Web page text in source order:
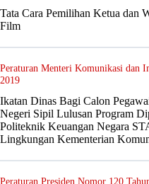
Tata Cara Pemilihan Ketua dan
Film
Peraturan Menteri Komunikasi dan
2019
Ikatan Dinas Bagi Calon
Negeri Sipil Lulusan Program
Politeknik Keuangan Negara
Lingkungan Kementerian
Peraturan Presiden Nomor 120